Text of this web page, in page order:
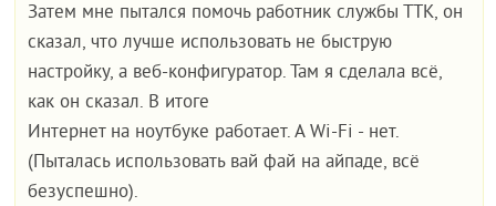
Затем мне пытался помочь работник службы ТТК, он
сказал, что лучше использовать не быструю
настройку, а веб-конфигуратор. Там я сделала всё,
как он сказал. В итоге
Интернет на ноутбуке работает. А Wi-Fi - нет.
(Пыталась использовать вай фай на айпаде, всё
безуспешно).